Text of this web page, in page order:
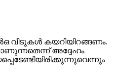
വീടുകള്‍ കയറിയിറങ്ങണം.
അദ്ദേഹം